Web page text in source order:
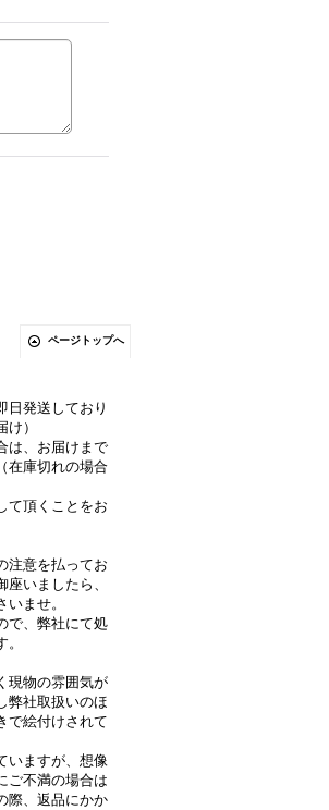
ページトップへ
日発送しており
）
は、お届けまで
在庫切れの場合
て頂くことをお
注意を払ってお
いましたら、
ませ。
で、弊社にて処
現物の雰囲気が
弊社取扱いのほ
で絵付けされて
いますが、想像
ご不満の場合は
際、返品にかか